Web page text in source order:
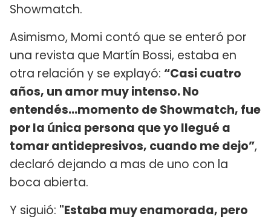
Showmatch.
Asimismo, Momi contó que se enteró por
una revista que Martín Bossi, estaba en
otra relación y se explayó: “Casi cuatro
años, un amor muy intenso. No
entendés...momento de Showmatch, fue
por la única persona que yo llegué a
tomar antidepresivos, cuando me dejo”,
declaró dejando a mas de uno con la
boca abierta.
Y siguió: "Estaba muy enamorada, pero